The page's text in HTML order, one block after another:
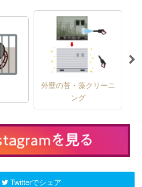
外壁の苔・藻クリーニ
ング
Twitterでシェア